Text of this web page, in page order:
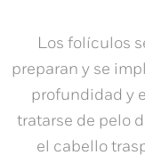
Los folículos
preparan y se
profundidad y
tratarse de pelo
el cabello